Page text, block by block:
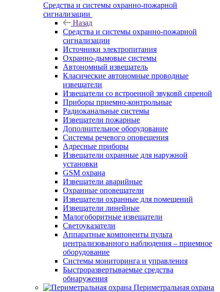
Средства и системы охранно-пожарной
сигнализации
Назад
Средства и системы охранно-пожарной
сигнализации
Источники электропитания
Охранно-дымовые системы
Автономный извещатель
Класические автономные проводные
извещатели
Извещатели со встроенной звуковй сиреной
Приборы приемно-контрольные
Радиоканальные системы
Извещатели пожарные
Дополнительное оборудование
Системы речевого оповещения
Адресные приборы
Извещатели охранные для наружной
установки
GSM охрана
Извещатели аварийные
Охранные оповещатели
Извещатели охранные для помещений
Извещатели линейные
Малогоборитные извещатели
Светоуказатели
Аппаратные компоненты пульта
централизованного наблюдения – приемное
оборудование
Системы мониторинга и управления
Быстроразвертываемые средства
обнаружения
Периметральная охрана